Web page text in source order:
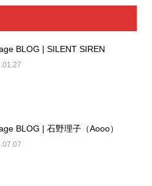
BLOG | SILENT SIREN
BLOG | 石野理子（Aooo）